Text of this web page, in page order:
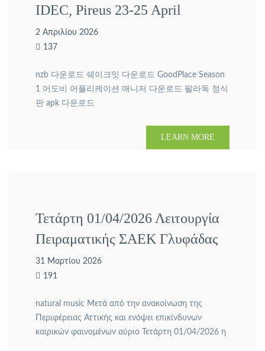
IDEC, Pireus 23-25 April
2 Απριλίου 2026
137
nzb 다운로드 쉐이크잇 다운로드 GoodPlace Season
1 어도비 어플리케이션 매니저 다운로드 팔라독 정식
판 apk 다운로드
LEARN MORE
Τετάρτη 01/04/2026 Λειτουργία
Πειραματικής ΣΑΕΚ Γλυφάδας
31 Μαρτίου 2026
191
natural music Μετά από την ανακοίνωση της
Περιφέρειας Αττικής και ενόψει επικίνδυνων
καιρικών φαινομένων αύριο Τετάρτη 01/04/2026 η